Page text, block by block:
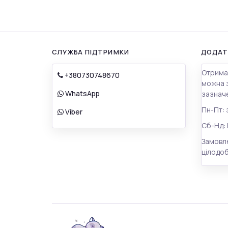
СЛУЖБА ПІДТРИМКИ
+380730748670
WhatsApp
Viber
можна
Пн-Пт:
Сб-Нд: